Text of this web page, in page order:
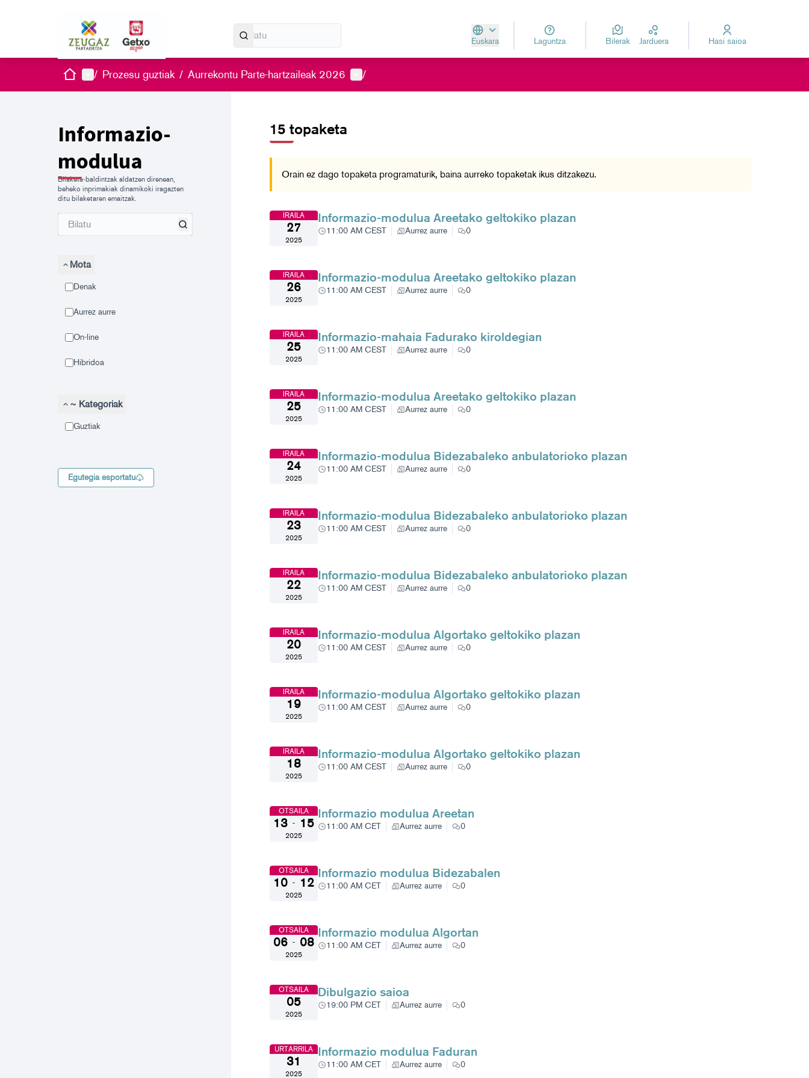
Euskara
Aukeratu hizkuntzaElegir el idioma
Laguntza Bilerak Jarduera Hasi saioa
HasieraMenu nagusia
/ Prozesu guztiak / Aurrekontu Parte-hartzaileak 2026 Parte-hartzailearen menua
/
Informazio-
modulua
Bilaketa-baldintzak aldatzen direnean,
beheko inprimakiak dinamikoki iragazten
ditu bilaketaren emaitzak.
Mota
Denak
Aurrez aurre
On-line
Hibridoa
~ Kategoriak
Guztiak
Egutegia esportatu
15 topaketa
Orain ez dago topaketa programaturik, baina aurreko topaketak ikus ditzakezu.
IRAILA
27
2025
Informazio-modulua Areetako geltokiko plazan
11:00 AM CEST Aurrez aurre 0
IRAILA
26
2025
Informazio-modulua Areetako geltokiko plazan
11:00 AM CEST Aurrez aurre 0
IRAILA
25
2025
Informazio-mahaia Fadurako kiroldegian
11:00 AM CEST Aurrez aurre 0
IRAILA
25
2025
Informazio-modulua Areetako geltokiko plazan
11:00 AM CEST Aurrez aurre 0
IRAILA
24
2025
Informazio-modulua Bidezabaleko anbulatorioko plazan
11:00 AM CEST Aurrez aurre 0
IRAILA
23
2025
Informazio-modulua Bidezabaleko anbulatorioko plazan
11:00 AM CEST Aurrez aurre 0
IRAILA
22
2025
Informazio-modulua Bidezabaleko anbulatorioko plazan
11:00 AM CEST Aurrez aurre 0
IRAILA
20
2025
Informazio-modulua Algortako geltokiko plazan
11:00 AM CEST Aurrez aurre 0
IRAILA
19
2025
Informazio-modulua Algortako geltokiko plazan
11:00 AM CEST Aurrez aurre 0
IRAILA
18
2025
Informazio-modulua Algortako geltokiko plazan
11:00 AM CEST Aurrez aurre 0
OTSAILA
13 - 15
2025
Informazio modulua Areetan
11:00 AM CET Aurrez aurre 0
OTSAILA
10 - 12
2025
Informazio modulua Bidezabalen
11:00 AM CET Aurrez aurre 0
OTSAILA
06 - 08
2025
Informazio modulua Algortan
11:00 AM CET Aurrez aurre 0
OTSAILA
05
2025
Dibulgazio saioa
19:00 PM CET Aurrez aurre 0
URTARRILA
31
2025
Informazio modulua Faduran
11:00 AM CET Aurrez aurre 0